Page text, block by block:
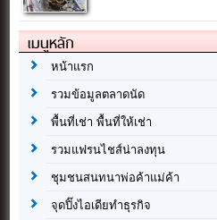
เมนูหลัก
หน้าแรก
รวมข้อมูลตลาดนัด
พื้นที่เช่า พื้นที่ให้เช่า
รวมแฟรนไชส์น่าลงทุน
ชุมชนสนทนาพ่อค้าแม่ค้า
จุดปิ๊งไอเดียทำธุรกิจ